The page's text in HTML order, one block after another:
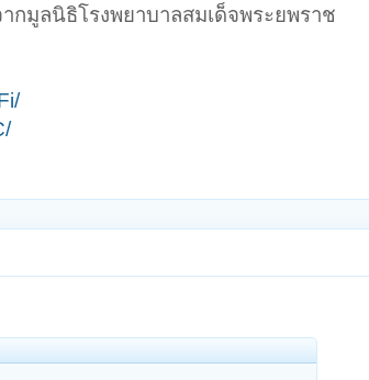
กมูลนิธิโรงพยาบาลสมเด็จพระยพราช